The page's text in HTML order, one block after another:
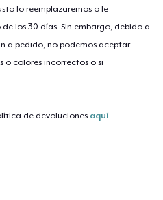
lo reemplazaremos o le
los 30 días. Sin embargo, debido a
a pedido, no podemos aceptar
o colores incorrectos o si
de devoluciones aquí.